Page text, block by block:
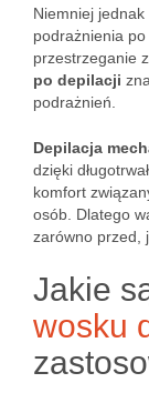
Niemniej
podrażnienia
przestrzeganie
po depilacji
podrażnień.
Depilacja
dzięki
komfort
osób. Dlatego
zarówno przed,
Jakie
wosku